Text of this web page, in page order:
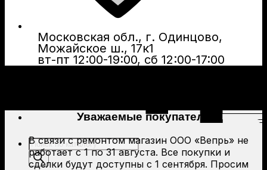
Московская обл., г. Одинцово,
Можайское ш., 17к1
вт-пт 12:00-19:00, сб 12:00-17:00
Поиск
товаров
Уважаемые покупатели!
В связи с ремонтом магазин ООО «Вепрь» не
работает с 1 по 31 августа. Все покупки и
сделки будут доступны с 1 сентября. Просим